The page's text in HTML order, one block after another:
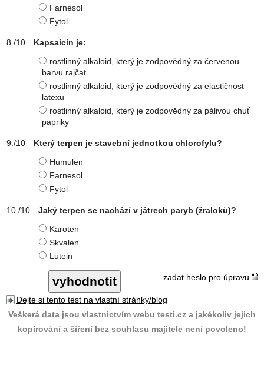
Farnesol
Fytol
Kapsaicin je:
rostlinný alkaloid, který je zodpovědný za červenou
barvu rajčat
rostlinný alkaloid, který je zodpovědný za elastičnost
latexu
rostlinný alkaloid, který je zodpovědný za pálivou chuť
papriky
Který terpen je stavební jednotkou chlorofylu?
Humulen
Farnesol
Fytol
Jaký terpen se nachází v játrech paryb (žraloků)?
Karoten
Skvalen
Lutein
zadat heslo pro úpravu
Dejte si tento test na vlastní stránky/blog
Veškerá data jsou vlastnictvím webu testi.cz a jakékoliv jejich
kopírování a šíření bez souhlasu majitele není povoleno!